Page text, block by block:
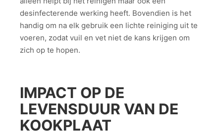
desinfecterende werking heeft. Bovendien is het
handig om na elk gebruik een lichte reiniging uit te
voeren, zodat vuil en vet niet de kans krijgen om
zich op te hopen.
IMPACT OP DE
LEVENSDUUR VAN DE
KOOKPLAAT